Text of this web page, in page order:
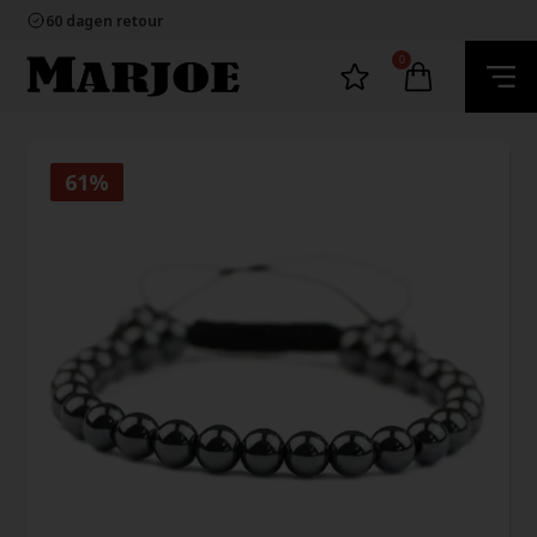
60 dagen retour
Ecommerce Europe
100% nikkelvrij sieraden
60 dagen retour
0
61%